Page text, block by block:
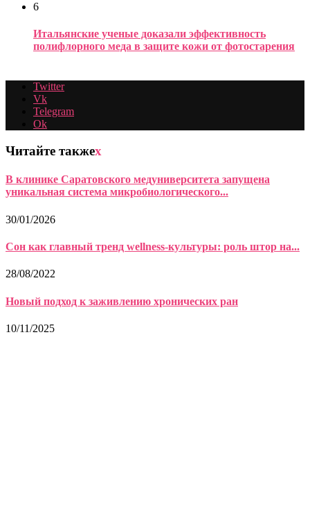
6
Итальянские ученые доказали эффективность
полифлорного меда в защите кожи от фотостарения
Twitter
Vk
Telegram
Ok
Читайте такжеx
В клинике Саратовского медуниверситета запущена
уникальная система микробиологического...
30/01/2026
Сон как главный тренд wellness-культуры: роль штор на...
28/08/2022
Новый подход к заживлению хронических ран
10/11/2025